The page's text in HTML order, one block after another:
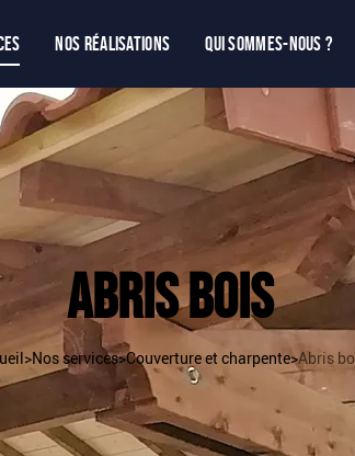
Nos réalisations Qui sommes-nous ?
Abris bois
>Nos services>Couverture et charpente>Abris